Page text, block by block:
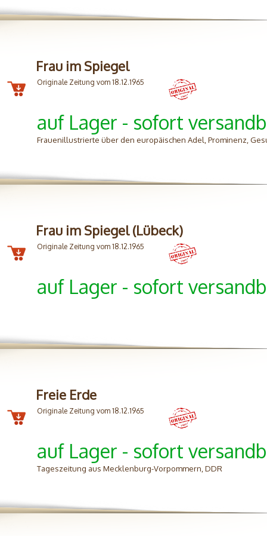
Frau im Spiegel
Originale Zeitung vom 18.12.1965
auf Lager - sofort
Frauenillustrierte über den europäischen Adel, Prominenz,
Frau im Spiegel (Lübeck)
Originale Zeitung vom 18.12.1965
auf Lager - sofort
Freie Erde
Originale Zeitung vom 18.12.1965
auf Lager - sofort
Tageszeitung aus Mecklenburg-Vorpommern, DDR